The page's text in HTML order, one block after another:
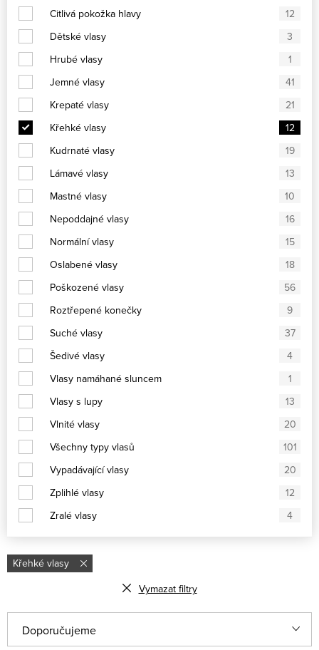
Citlivá pokožka hlavy
12
Dětské vlasy
3
Hrubé vlasy
1
Jemné vlasy
41
Krepaté vlasy
21
Křehké vlasy
12
Kudrnaté vlasy
19
Lámavé vlasy
13
Mastné vlasy
10
Nepoddajné vlasy
16
Normální vlasy
15
Oslabené vlasy
18
Poškozené vlasy
56
Roztřepené konečky
9
Suché vlasy
37
Šedivé vlasy
4
Vlasy namáhané sluncem
1
Vlasy s lupy
13
Vlnité vlasy
20
Všechny typy vlasů
101
Vypadávající vlasy
20
Zplihlé vlasy
12
Zralé vlasy
4
Křehké vlasy
Vymazat filtry
Řazení produktů
Doporučujeme